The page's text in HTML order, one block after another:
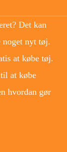
Det kan
noget nyt tøj.
at købe tøj.
at købe
hvordan gør